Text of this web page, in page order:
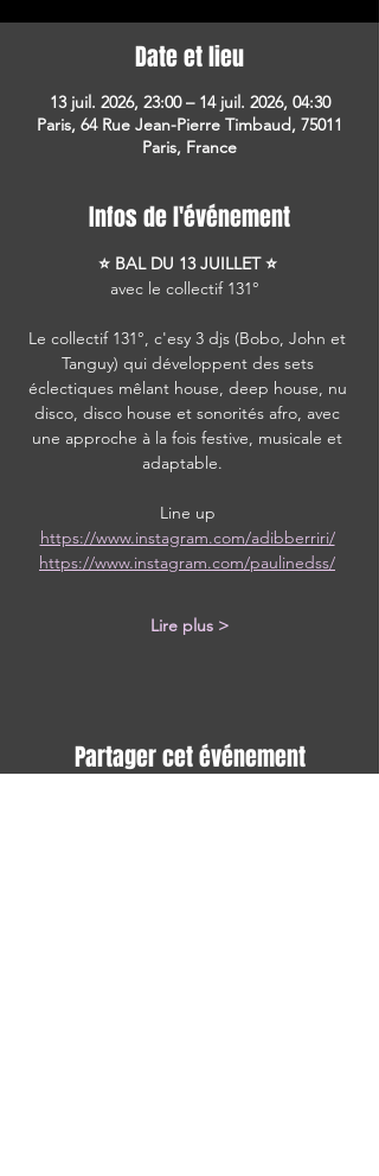
Date et lieu
13 juil. 2026, 23:00 – 14 juil. 2026, 04:30
Paris, 64 Rue Jean-Pierre Timbaud, 75011
Paris, France
Infos de l'événement
⭐ BAL DU 13 JUILLET ⭐
avec le collectif 131°
Le collectif 131°, c'esy 3 djs (Bobo, John et
Tanguy) qui développent des sets
éclectiques mêlant house, deep house, nu
disco, disco house et sonorités afro, avec
une approche à la fois festive, musicale et
adaptable.
Line up
https://www.instagram.com/adibberriri/
https://www.instagram.com/paulinedss/
Lire plus >
Partager cet événement